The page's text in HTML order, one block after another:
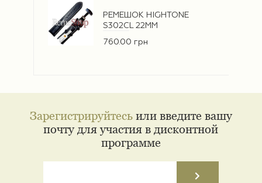
РЕМЕШОК HIGHTONE
S302CL 22ММ
760.00 грн
Зарегистрируйтесьили введите вашу
почту для участия в дисконтной
программе